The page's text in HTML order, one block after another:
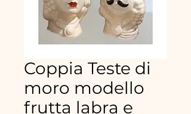
Coppia Teste di
moro modello
frutta labra e